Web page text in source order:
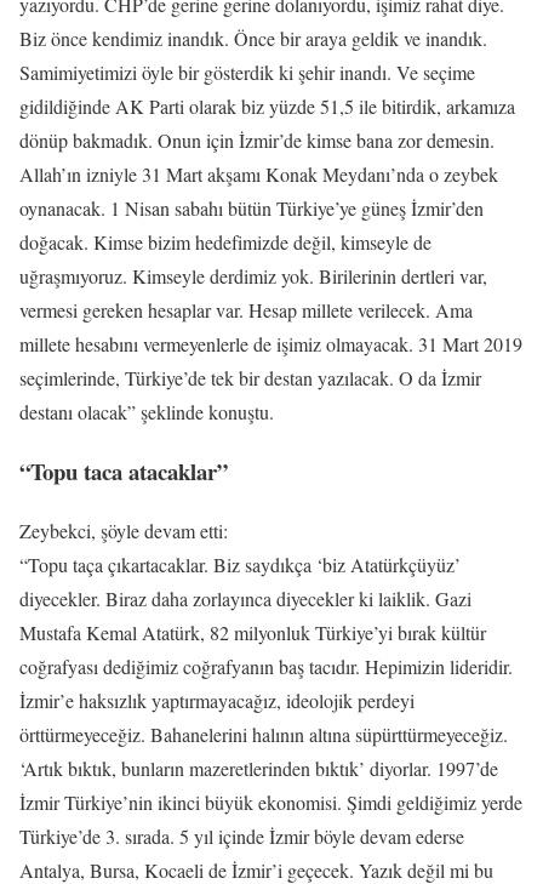
Biz önce kendimiz inandık. Önce bir araya geldik ve inandık.
Samimiyetimizi öyle bir gösterdik ki şehir inandı. Ve seçime
gidildiğinde AK Parti olarak biz yüzde 51,5 ile bitirdik, arkamıza
dönüp bakmadık. Onun için İzmir’de kimse bana zor demesin.
Allah’ın izniyle 31 Mart akşamı Konak Meydanı’nda o zeybek
oynanacak. 1 Nisan sabahı bütün Türkiye’ye güneş İzmir’den
doğacak. Kimse bizim hedefimizde değil, kimseyle de
uğraşmıyoruz. Kimseyle derdimiz yok. Birilerinin dertleri var,
vermesi gereken hesaplar var. Hesap millete verilecek. Ama
millete hesabını vermeyenlerle de işimiz olmayacak. 31 Mart 2019
seçimlerinde, Türkiye’de tek bir destan yazılacak. O da İzmir
destanı olacak” şeklinde konuştu.
“Topu taca atacaklar”
Zeybekci, şöyle devam etti:
“Topu taça çıkartacaklar. Biz saydıkça ‘biz Atatürkçüyüz’
diyecekler. Biraz daha zorlayınca diyecekler ki laiklik. Gazi
Mustafa Kemal Atatürk, 82 milyonluk Türkiye’yi bırak kültür
coğrafyası dediğimiz coğrafyanın baş tacıdır. Hepimizin lideridir.
İzmir’e haksızlık yaptırmayacağız, ideolojik perdeyi
örttürmeyeceğiz. Bahanelerini halının altına süpürttürmeyeceğiz.
‘Artık bıktık, bunların mazeretlerinden bıktık’ diyorlar. 1997’de
İzmir Türkiye’nin ikinci büyük ekonomisi. Şimdi geldiğimiz yerde
Türkiye’de 3. sırada. 5 yıl içinde İzmir böyle devam ederse
Antalya, Bursa, Kocaeli de İzmir’i geçecek. Yazık değil mi bu